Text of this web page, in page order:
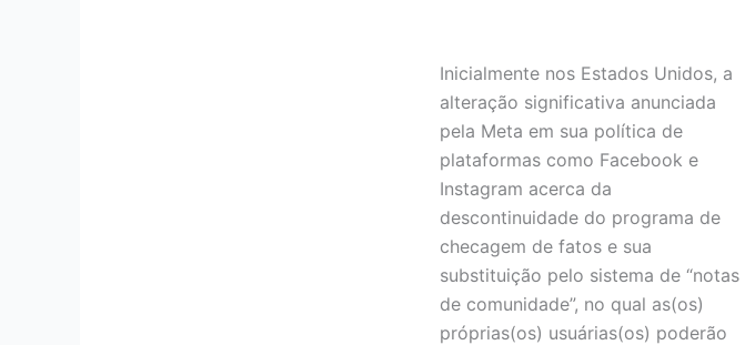
Inicialmente nos Estados Unidos, a
alteração significativa anunciada
pela Meta em sua política de
plataformas como Facebook e
Instagram acerca da
descontinuidade do programa de
checagem de fatos e sua
substituição pelo sistema de “notas
de comunidade”, no qual as(os)
próprias(os) usuárias(os) poderão